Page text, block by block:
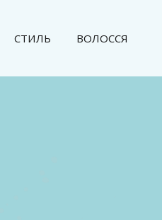
СТИЛЬ ВОЛОССЯ